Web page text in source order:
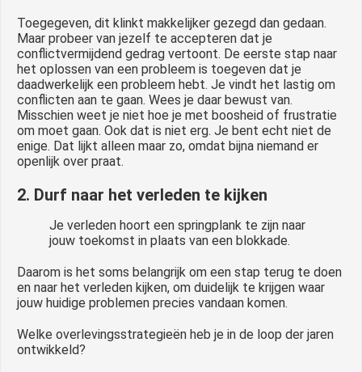
Toegegeven, dit klinkt makkelijker gezegd dan gedaan.
Maar probeer van jezelf te accepteren dat je
conflictvermijdend gedrag vertoont. De eerste stap naar
het oplossen van een probleem is toegeven dat je
daadwerkelijk een probleem hebt. Je vindt het lastig om
conflicten aan te gaan. Wees je daar bewust van.
Misschien weet je niet hoe je met boosheid of frustratie
om moet gaan. Ook dat is niet erg. Je bent echt niet de
enige. Dat lijkt alleen maar zo, omdat bijna niemand er
openlijk over praat.
2. Durf naar het verleden te kijken
Je verleden hoort een springplank te zijn naar
jouw toekomst in plaats van een blokkade.
Daarom is het soms belangrijk om een stap terug te doen
en naar het verleden kijken, om duidelijk te krijgen waar
jouw huidige problemen precies vandaan komen.
Welke overlevingsstrategieën heb je in de loop der jaren
ontwikkeld?